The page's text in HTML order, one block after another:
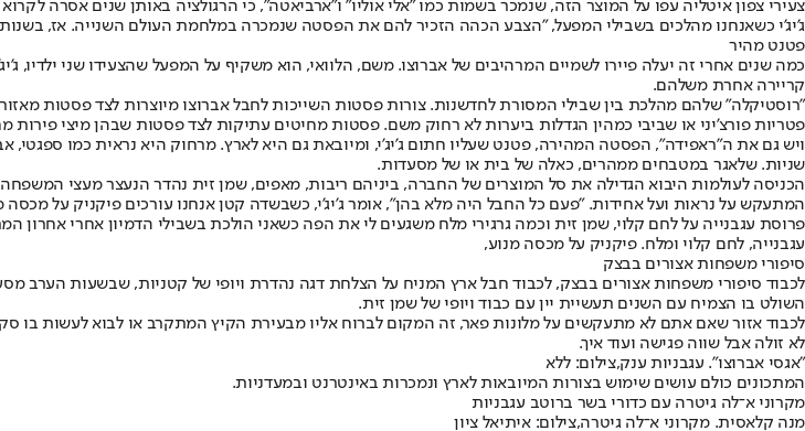
צעירי צפון איטליה עפו על המוצר הזה, שנמכר בשמות כמו "אלי אוליו" ו"ארביאטה", כי הרגולציה באותן שנים אסרה
ג'יג'י כשאנחנו מהלכים בשבילי המפעל, "הצבע הכהה הזכיר להם את הפסטה שנמכרה במלחמת העולם השנייה. אז,
פטנט מהיר
כמה שנים אחרי זה יעלה פיירו לשמיים המרהיבים של אברוצו. משם, הלוואי, הוא משקיף על המפעל שהצעידו שני
קריירה אחרת משלהם.
"רוסטיקלה" שלהם מהלכת בין שבילי המסורת לחדשנות. צורות פסטות השייכות לחבל אברוצו מיוצרות לצד פסטות
פטריות פורצ'יני או שביבי כמהין הגדלות ביערות לא רחוק משם. פסטות מחיטים עתיקות לצד פסטות שבהן מיצי
שניות. שלאגר במטבחים ממהרים, כאלה של בית או של מסעדות.
הכניסה לעולמות היבוא הגדילה את סל המוצרים של החברה, ביניהם ריבות, מאפים, שמן זית נהדר הנעצר מעצי
המתעקש על נראות ועל אחידות. "פעם כל החבל היה מלא בהן", אומר ג'יג'י, כשבשדה קטן אנחנו עורכים פיקניק על מכסה
פרוסת עגבנייה על לחם קלוי, שמן זית וכמה גרגירי מלח משגעים לי את הפה כשאני הולכת בשבילי הדמיון אחרי
עגבנייה, לחם קלוי ומלח. פיקניק על מכסה מנוע,
סיפורי משפחות אצורים בבצק
לכבוד סיפורי משפחות אצורים בבצק, לכבוד חבל ארץ המניח על הצלחת דגה נהדרת ויופי של קטניות, שבשעות הערב
השולט בו הצמיח עם השנים תעשיית יין עם כבוד ויופי של שמן זית.
לכבוד אזור שאם אתם לא מתעקשים על מלונות פאר, זה המקום לברוח אליו מבעירת הקיץ המתקרב או לבוא לעשות
לא זולה אבל שווה פגישה ועוד איך.
"אגסי אברוצו". עגבניות ענק,צילום: ללא
המתכונים כולם עושים שימוש בצורות המיובאות לארץ ונמכרות באינטרנט ובמעדניות.
מקרוני א־לה גיטרה עם כדורי בשר ברוטב עגבניות
מנה קלאסית. מקרוני א־לה גיטרה,צילום: איתיאל ציון